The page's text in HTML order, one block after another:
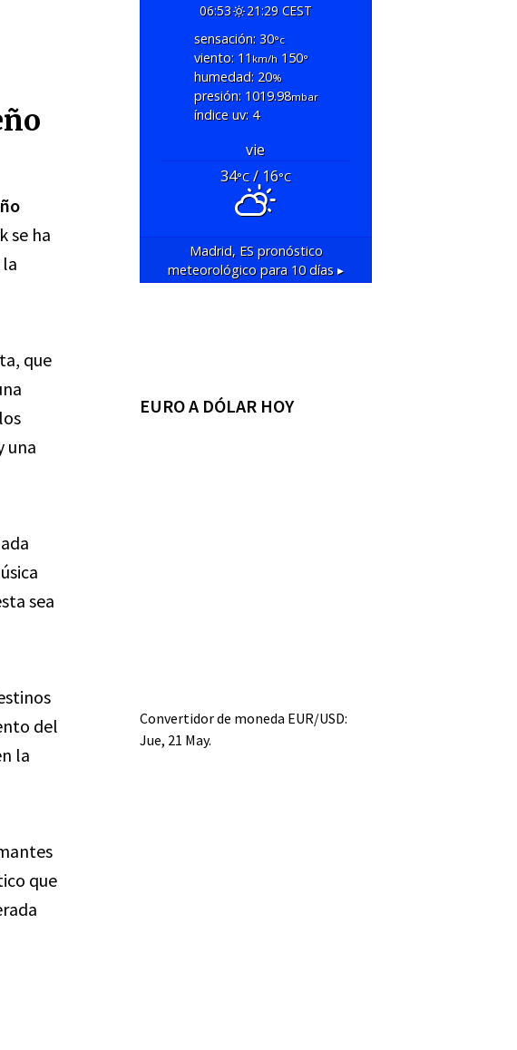
se ha
que
una
sea
del
la
que
06:53
21:29 CEST
sensación: 30°c
viento: 11 km/h150°
humedad: 20%
presión: 1019.98mbar
índice uv: 4
vie
34°C/ 16°C
Madrid, ESpronóstico
meteorológico para 10 días ▸
EURO A DÓLAR HOY
Convertidor de moneda EUR/USD:
Jue, 21 May.